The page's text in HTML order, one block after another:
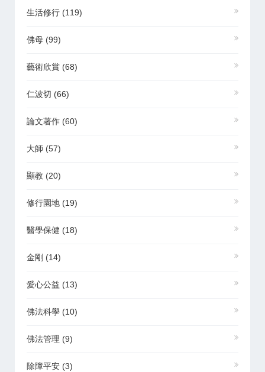
生活修行 (119)
佛母 (99)
藝術欣賞 (68)
仁波切 (66)
論文著作 (60)
大師 (57)
顯教 (20)
修行園地 (19)
醫學保健 (18)
金剛 (14)
愛心公益 (13)
佛法科學 (10)
佛法管理 (9)
除障平安 (3)